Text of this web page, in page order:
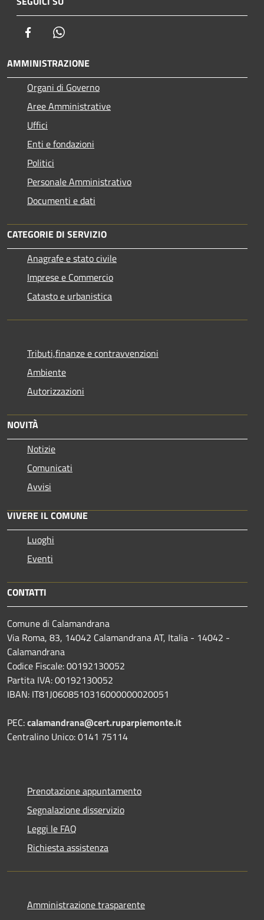
Facebook
AMMINISTRAZIONE
Organi di Governo
Aree Amministrative
Uffici
Enti e fondazioni
Politici
Personale Amministrativo
Documenti e dati
CATEGORIE DI SERVIZIO
Anagrafe e stato civile
Imprese e Commercio
Catasto e urbanistica
Tributi,finanze e contravvenzioni
Ambiente
Autorizzazioni
NOVITÀ
Notizie
Comunicati
Avvisi
VIVERE IL COMUNE
Luoghi
Eventi
CONTATTI
Comune di Calamandrana
Via Roma, 83, 14042 Calamandrana AT, Italia - 14042 -
Calamandrana
Codice Fiscale: 00192130052
Partita IVA: 00192130052
IBAN: IT81J0608510316000000020051
PEC:calamandrana@cert.ruparpiemonte.it
Centralino Unico: 0141 75114
Prenotazione appuntamento
Segnalazione disservizio
Leggi le FAQ
Richiesta assistenza
Amministrazione trasparente